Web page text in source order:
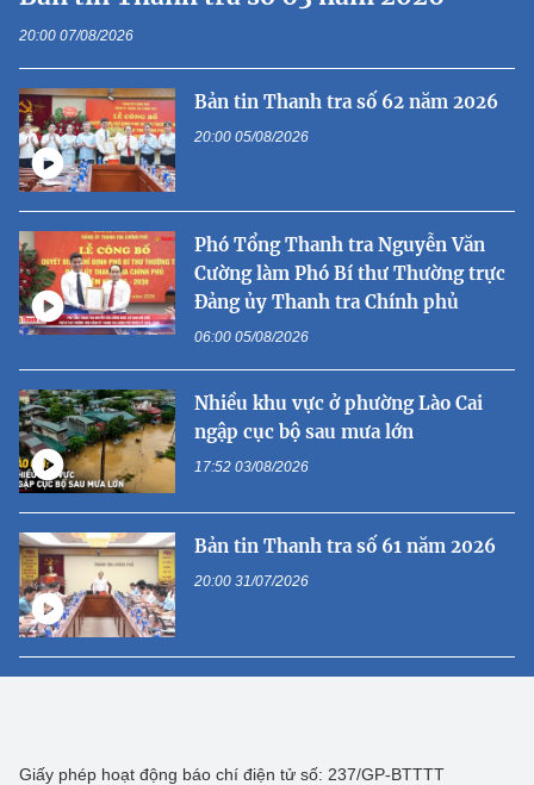
20:00 07/08/2026
Bản tin Thanh tra số 62 năm 2026
20:00 05/08/2026
Phó Tổng Thanh tra Nguyễn Văn
Cường làm Phó Bí thư Thường trực
Đảng ủy Thanh tra Chính phủ
06:00 05/08/2026
Nhiều khu vực ở phường Lào Cai
ngập cục bộ sau mưa lớn
17:52 03/08/2026
Bản tin Thanh tra số 61 năm 2026
20:00 31/07/2026
Giấy phép hoạt động báo chí điện tử số: 237/GP-BTTTT